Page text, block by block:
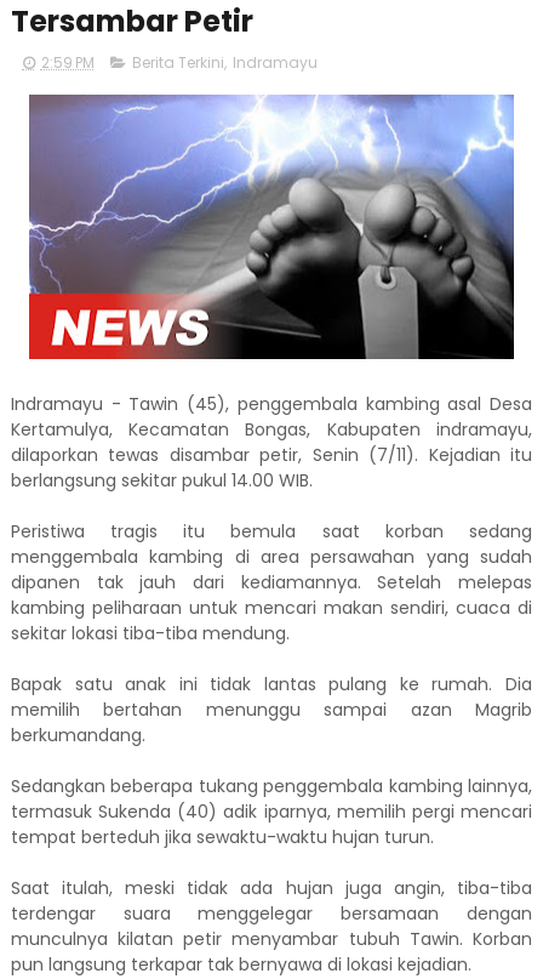
Tersambar Petir
2:59 PM Berita Terkini, Indramayu
Indramayu - Tawin (45), penggembala kambing asal Desa
Kertamulya, Kecamatan Bongas, Kabupaten indramayu,
dilaporkan tewas disambar petir, Senin (7/11). Kejadian itu
berlangsung sekitar pukul 14.00 WIB.
Peristiwa tragis itu bemula saat korban sedang
menggembala kambing di area persawahan yang sudah
dipanen tak jauh dari kediamannya. Setelah melepas
kambing peliharaan untuk mencari makan sendiri, cuaca di
sekitar lokasi tiba-tiba mendung.
Bapak satu anak ini tidak lantas pulang ke rumah. Dia
memilih bertahan menunggu sampai azan Magrib
berkumandang.
Sedangkan beberapa tukang penggembala kambing lainnya,
termasuk Sukenda (40) adik iparnya, memilih pergi mencari
tempat berteduh jika sewaktu-waktu hujan turun.
Saat itulah, meski tidak ada hujan juga angin, tiba-tiba
terdengar suara menggelegar bersamaan dengan
munculnya kilatan petir menyambar tubuh Tawin. Korban
pun langsung terkapar tak bernyawa di lokasi kejadian.